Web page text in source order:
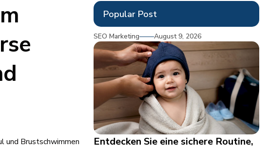
und Brustschwimmen
Popular Post
SEO Marketing August 9, 2026
Entdecken Sie eine sichere Routine,